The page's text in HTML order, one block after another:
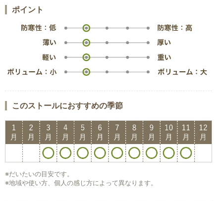
ポイント
このストールにおすすめの季節
※だいたいの目安です。
※地域や使い方、個人の感じ方によって異なります。